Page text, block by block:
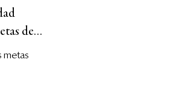
de
metas